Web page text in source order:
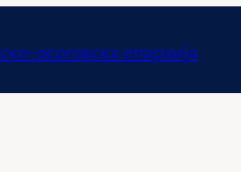
осоговска епархија